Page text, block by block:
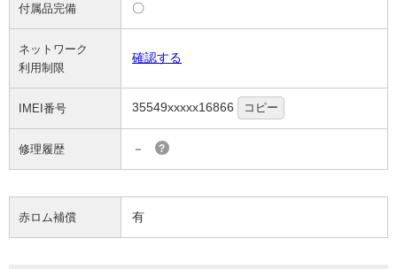
付属品完備 〇
ネットワーク
利用制限
確認する
IMEI番号 35549xxxxx16866 コピー
修理履歴 － ?
赤ロム補償 有